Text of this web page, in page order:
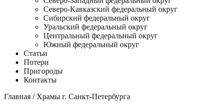
Северо-Кавказский федеральный округ
Сибирский федеральный округ
Уральский федеральный округ
Центральный федеральный округ
Южный федеральный округ
Статьи
Потери
Пригороды
Контакты
Главная /Храмы г. Санкт-Петербурга